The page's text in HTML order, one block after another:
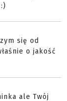
się od
o jakość
ale Twój